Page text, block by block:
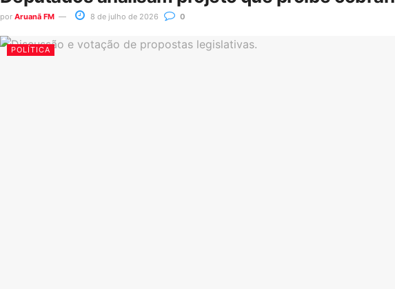
por Aruanã FM 8 de julho de 2026 0
POLÍTICA